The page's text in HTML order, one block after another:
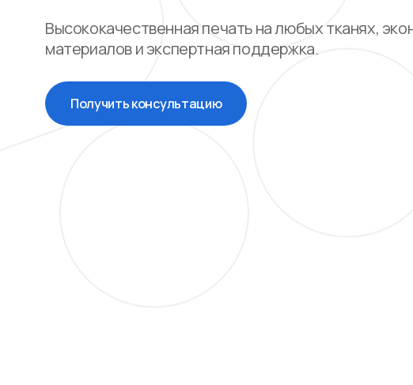
Высококачественная печать на любых тканях,
материалов и экспертная поддержка.
Получить консультацию